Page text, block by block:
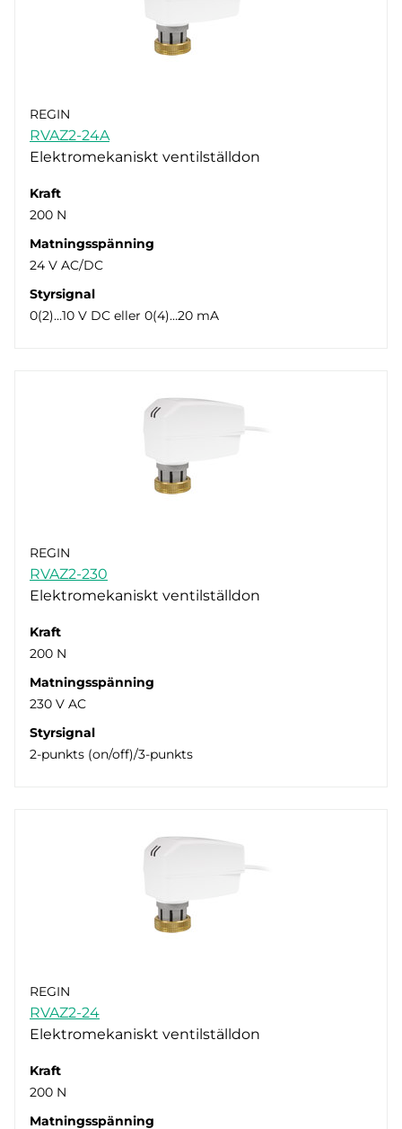
REGIN
RVAZ2-24A
Elektromekaniskt ventilställdon
Kraft
200 N
Matningsspänning
24 V AC/DC
Styrsignal
0(2)…10 V DC eller 0(4)…20 mA
REGIN
RVAZ2-230
Elektromekaniskt ventilställdon
Kraft
200 N
Matningsspänning
230 V AC
Styrsignal
2-punkts (on/off)/3-punkts
REGIN
RVAZ2-24
Elektromekaniskt ventilställdon
Kraft
200 N
Matningsspänning